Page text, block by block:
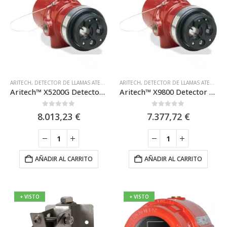
ARITECH, DETECTOR DE LLAMAS ATEX , DETECTOR DE LLAMAS IR (INFRARROJO),
Aritech™ X5200G Detector de llama UVIR
8.013,23 €
AÑADIR AL CARRITO
ARITECH, DETECTOR DE LLAMAS ATEX ,
Aritech™ X9800 Detector de llama IR
7.377,72 €
AÑADIR AL CARRITO
+ VISTO + VISTO